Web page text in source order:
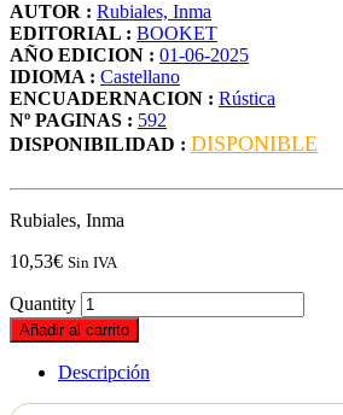
AUTOR : Rubiales, Inma
EDITORIAL : BOOKET
AÑO EDICION : 01-06-2025
IDIOMA : Castellano
ENCUADERNACION : Rústica
Nº PAGINAS : 592
DISPONIBILIDAD : DISPONIBLE
Rubiales, Inma
10,53€ Sin IVA
Quantity
Añadir al carrito
Descripción